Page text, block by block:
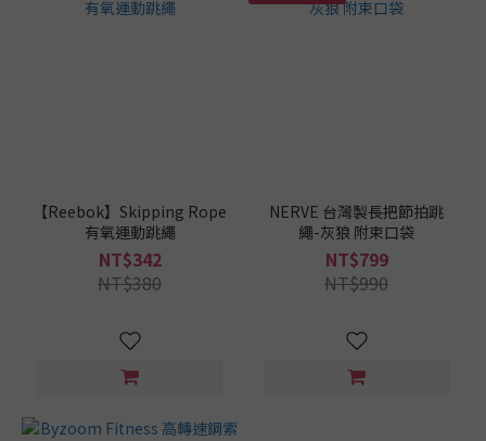
【Reebok】Skipping Rope
有氧運動跳繩
NT$342
NT$380
NERVE 台灣製長把節拍跳
繩-灰狼 附束口袋
NT$799
NT$990